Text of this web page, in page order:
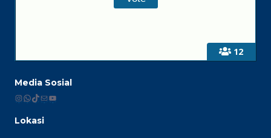
12
Media Sosial
Instagram
WhatsApp
TikTok
MailYouTube
Lokasi